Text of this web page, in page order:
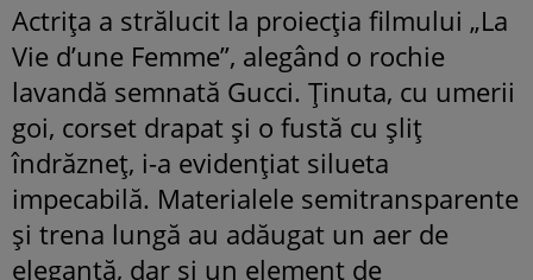
Actrița a strălucit la proiecția filmului „La
Vie d’une Femme”, alegând o rochie
lavandă semnată Gucci. Ținuta, cu umerii
goi, corset drapat și o fustă cu șliț
îndrăzneț, i-a evidențiat silueta
impecabilă. Materialele semitransparente
și trena lungă au adăugat un aer de
eleganță, dar și un element de